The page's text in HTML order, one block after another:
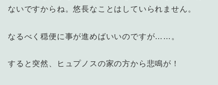
ないですからね。悠長なことはしていられません。
なるべく穏便に事が進めばいいのですが……。
すると突然、ヒュプノスの家の方から悲鳴が！